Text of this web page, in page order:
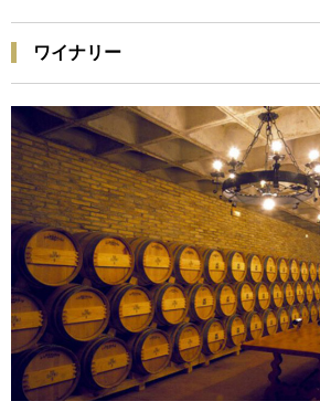
ワイナリー